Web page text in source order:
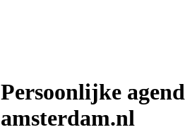
Persoonlijke
amsterdam.nl